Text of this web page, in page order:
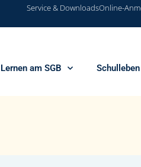
Service & DownloadsOnline-
Lernen am SGB Schulleben